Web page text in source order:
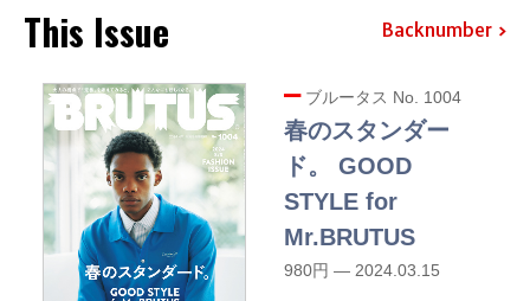
This Issue Backnumber
ブルータス No. 1004
春のスタンダー
ド。 GOOD
STYLE for
Mr.BRUTUS
980円 — 2024.03.15